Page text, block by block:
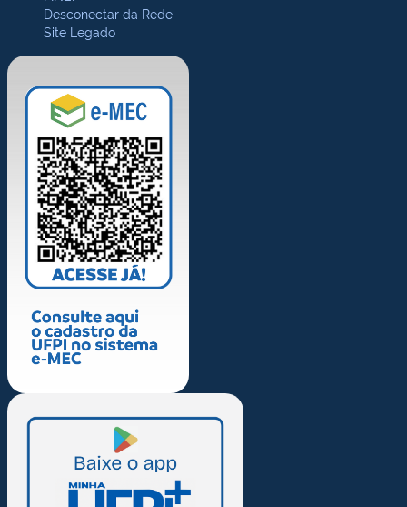
Desconectar da Rede
Site Legado